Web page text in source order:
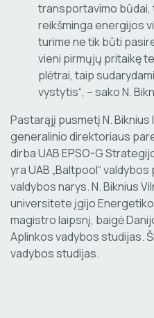
transportavimo būdai,
reikšminga energijos
turime ne tik būti
vieni pirmųjų pritaikę
plėtrai, taip
vystytis“, – sako N.
Pastarąjį pusmetį N. Biknius
generalinio direktoriaus
dirba UAB EPSO-G
yra UAB „Baltpool“ valdybos
valdybos narys. N. Biknius
universitete įgijo
magistro laipsnį, baigė
Aplinkos vadybos studijas.
vadybos studijas.